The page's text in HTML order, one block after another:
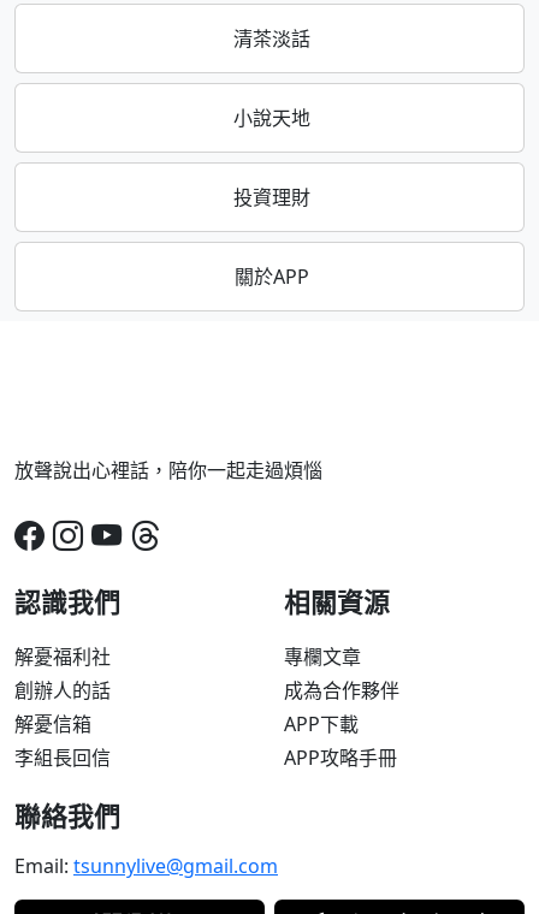
清茶淡話
小說天地
投資理財
關於APP
放聲說出心裡話，陪你一起走過煩惱
認識我們
解憂福利社
創辦人的話
解憂信箱
李組長回信
相關資源
專欄文章
成為合作夥伴
APP下載
APP攻略手冊
聯絡我們
Email: tsunnylive@gmail.com